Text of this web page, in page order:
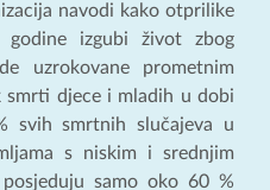
navodi kako otprilike
izgubi život zbog
uzrokovane prometnim
smrti djece i mladih u dobi
svih smrtnih slučajeva u
s niskim i srednjim
samo oko 60 %